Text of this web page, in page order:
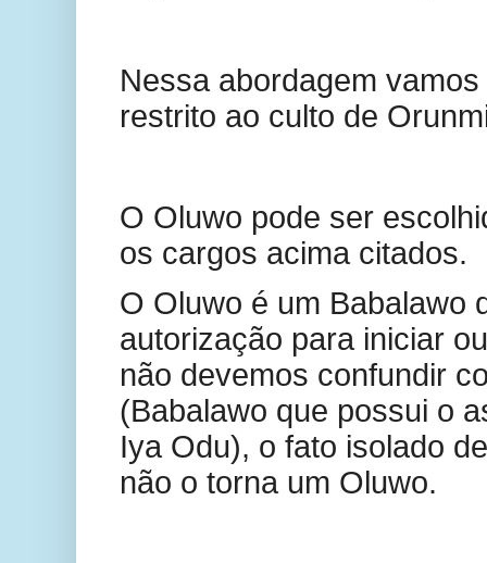
Nessa abordagem
restrito ao culto de
O Oluwo pode ser
os cargos acima citados.
O Oluwo é um Babalawo
autorização para iniciar
não devemos confundir
(Babalawo que possui o
Iya Odu), o fato isolado
não o torna um Oluwo.